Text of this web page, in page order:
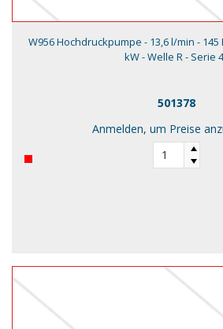
W956 Hochdruckpumpe - 13,6 l/min - 145
kW - Welle R - Serie
501378
Anmelden, um Preise